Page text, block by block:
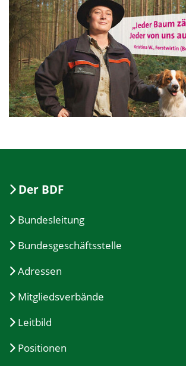
Der BDF
Bundesleitung
Bundesgeschäftsstelle
Adressen
Mitgliedsverbände
Leitbild
Positionen